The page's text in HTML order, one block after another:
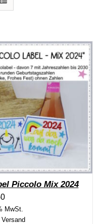
Piccolo Mix 2024
MwSt.